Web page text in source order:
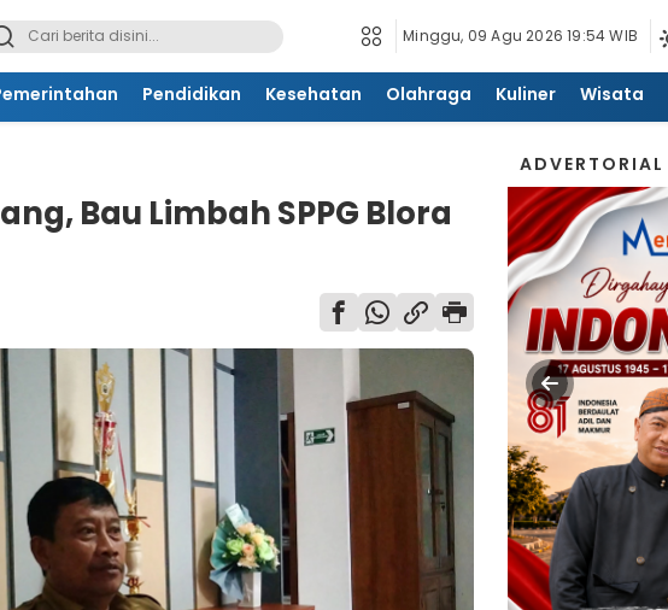
Minggu, 09 Agu 2026 19:54 WIB
Pendidikan Kesehatan Olahraga Kuliner Wisata
Bau Limbah SPPG Blora
ADVERTORIAL